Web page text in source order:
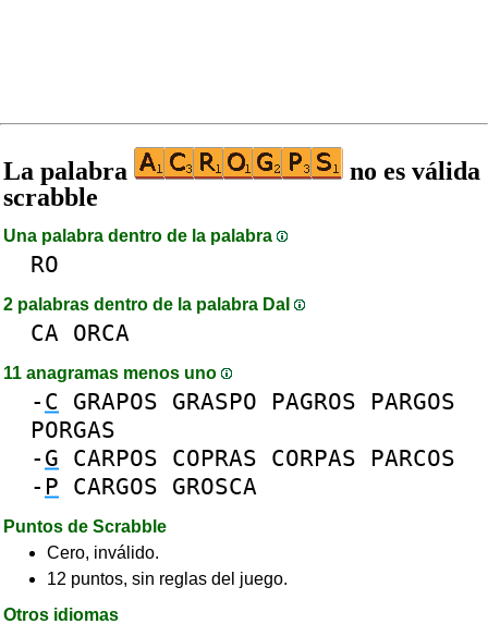
La palabra
no es válida
scrabble
Una palabra dentro de la palabra
RO
2 palabras dentro de la palabra DaI
CA ORCA
11 anagramas menos uno
- C GRAPOS GRASPO PAGROS
PARGOS
PORGAS
- G CARPOS COPRAS CORPAS
PARCOS
- P CARGOS GROSCA
Puntos de Scrabble
Cero, inválido.
12 puntos, sin reglas del juego.
Otros idiomas